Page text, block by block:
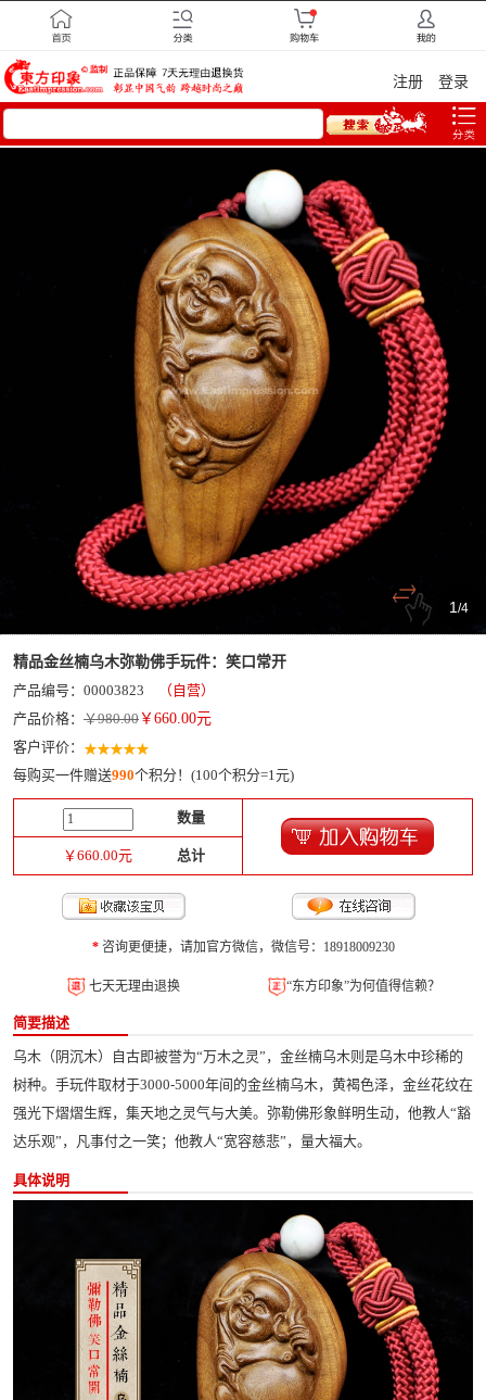
注册 登录
1 /4
精品金丝楠乌木弥勒佛手玩件：笑口常开
产品编号：00003823
（自营）
产品价格： ￥980.00 ￥ 660.00元
客户评价：
每购买一件赠送990个积分！(100个积分=1元)
数量
￥660.00元 总计
*咨询更便捷，请加官方微信，微信号：18918009230
七天无理由退换 “东方印象”为何值得信赖？
简要描述
乌木（阴沉木）自古即被誉为“万木之灵”，金丝楠乌木则是乌木中珍稀的
树种。手玩件取材于3000-5000年间的金丝楠乌木，黄褐色泽，金丝花纹在
强光下熠熠生辉，集天地之灵气与大美。弥勒佛形象鲜明生动，他教人“豁
达乐观”，凡事付之一笑；他教人“宽容慈悲”，量大福大。
具体说明